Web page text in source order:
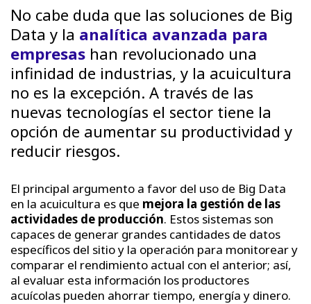
No cabe duda que las soluciones de Big
Data y la analítica avanzada para
empresas han revolucionado una
infinidad de industrias, y la acuicultura
no es la excepción. A través de las
nuevas tecnologías el sector tiene la
opción de aumentar su productividad y
reducir riesgos.
El principal argumento a favor del uso de Big Data
en la acuicultura es que mejora la gestión de las
actividades de producción. Estos sistemas son
capaces de generar grandes cantidades de datos
específicos del sitio y la operación para monitorear y
comparar el rendimiento actual con el anterior; así,
al evaluar esta información los productores
acuícolas pueden ahorrar tiempo, energía y dinero.